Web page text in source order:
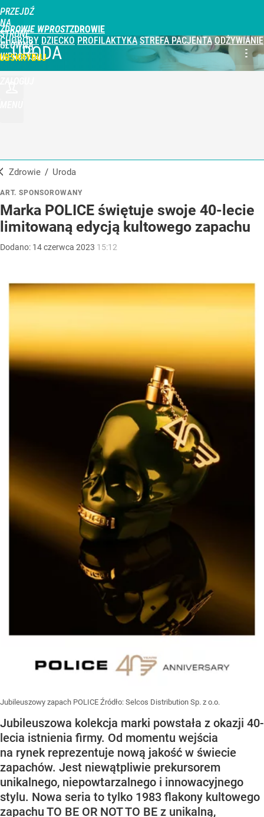
PRZEJDŹ
NA
STRONĘ
GŁÓWNĄ
WPROST.PL
ZDROWIE WPROST
CHOROBY DZIECKO PROFILAKTYKA STREFA PACJENTA ODŻYWIANIE
URODA
Zdrowie / Uroda
ART. SPONSOROWANY
Marka POLICE świętuje swoje 40-lecie
limitowaną edycją kultowego zapachu
Dodano: 14czerwca 2023 15:12
Jubileuszowy zapach POLICE Źródło: Selcos Distribution Sp. z o.o.
Jubileuszowa kolekcja marki powstała z okazji 40-
lecia istnienia firmy. Od momentu wejścia
na rynek reprezentuje nową jakość w świecie
zapachów. Jest niewątpliwie prekursorem
unikalnego, niepowtarzalnego i innowacyjnego
stylu. Nowa seria to tylko 1983 flakony kultowego
zapachu TO BE OR NOT TO BE z unikalną,